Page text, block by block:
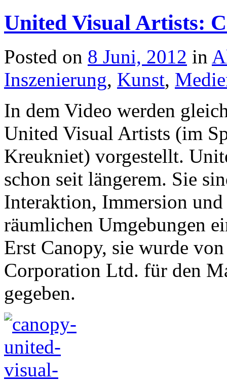
United Visual Artists:
Posted on 8 Juni, 2012 in
Inszenierung, Kunst,
In dem Video werden
United Visual Artists (im
Kreukniet) vorgestellt.
schon seit längerem. Sie
Interaktion, Immersion
räumlichen Umgebungen
Erst Canopy, sie wurde
Corporation Ltd. für den
gegeben.